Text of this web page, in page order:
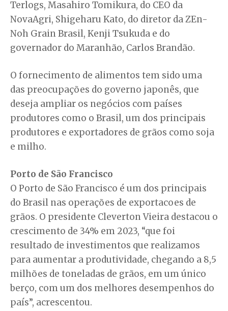
Terlogs, Masahiro Tomikura, do CEO da
NovaAgri, Shigeharu Kato, do diretor da ZEn-
Noh Grain Brasil, Kenji Tsukuda e do
governador do Maranhão, Carlos Brandão.
O fornecimento de alimentos tem sido uma
das preocupações do governo japonês, que
deseja ampliar os negócios com países
produtores como o Brasil, um dos principais
produtores e exportadores de grãos como soja
e milho.
Porto de São Francisco
O Porto de São Francisco é um dos principais
do Brasil nas operações de exportacoes de
grãos. O presidente Cleverton Vieira destacou o
crescimento de 34% em 2023, “que foi
resultado de investimentos que realizamos
para aumentar a produtividade, chegando a 8,5
milhões de toneladas de grãos, em um único
berço, com um dos melhores desempenhos do
país”, acrescentou.